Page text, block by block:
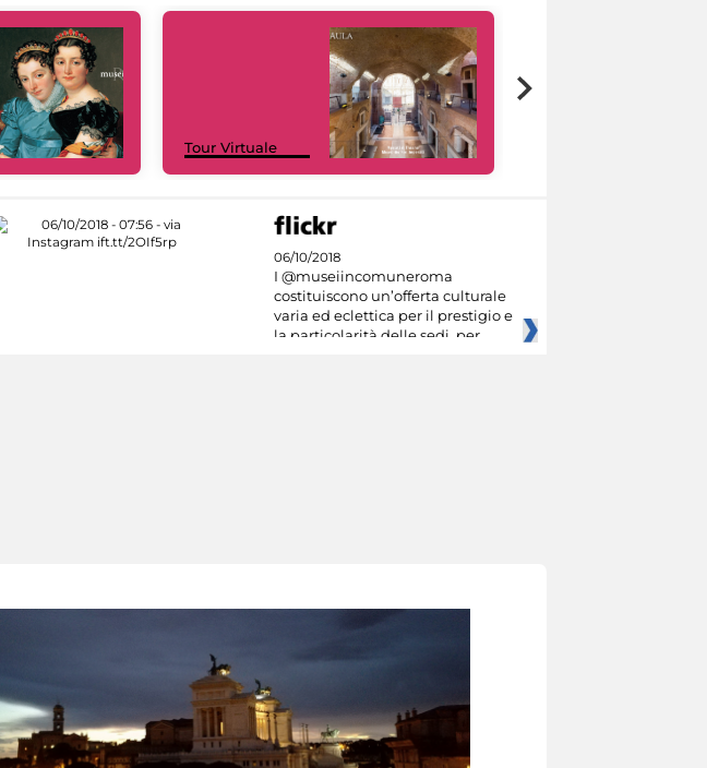
Tour Virtuale
06/10/2018
I @museiincomuneroma
costituiscono un’offerta culturale
varia ed eclettica per il prestigio e
la particolarità delle sedi, per